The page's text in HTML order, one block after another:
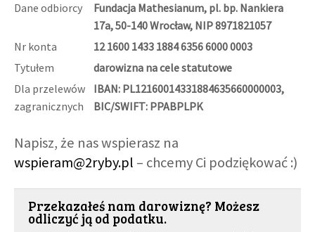
Dane odbiorcy
Fundacja Mathesianum, pl. bp. Nankiera
17a, 50-140 Wrocław, NIP 8971821057
Nr konta
12 1600 1433 1884 6356 6000 0003
Tytułem
darowizna na cele statutowe
Dla przelewów
zagranicznych
IBAN: PL12160014331884635660000003,
BIC/SWIFT: PPABPLPK
Napisz, że nas wspierasz na
wspieram@2ryby.pl – chcemy Ci podziękować :)
Przekazałeś nam darowiznę? Możesz
odliczyć ją od podatku.